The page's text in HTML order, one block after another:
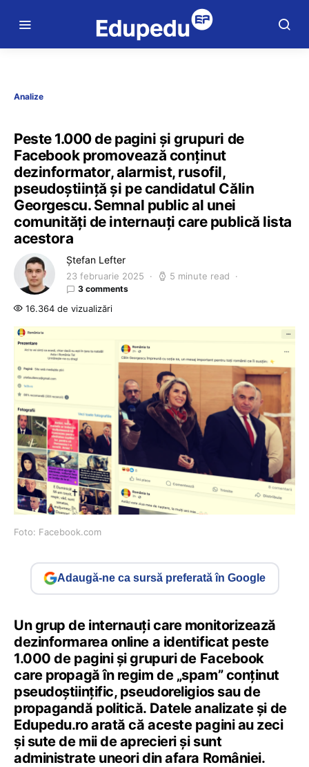
Analize
Peste 1.000 de pagini și grupuri de
Facebook promovează conținut
dezinformator, alarmist, rusofil,
pseudoștiință și pe candidatul Călin
Georgescu. Semnal public al unei
comunități de internauți care publică lista
acestora
Ștefan Lefter
23 februarie 2025 5 minute read
3 comments
16.364 de vizualizări
Foto: Facebook.com
Adaugă-ne ca sursă preferată în Google
Un grup de internauți care monitorizează
dezinformarea online a identificat peste
1.000 de pagini și grupuri de Facebook
care propagă în regim de „spam” conținut
pseudoștiințific, pseudoreligios sau de
propagandă politică. Datele analizate și de
Edupedu.ro arată că aceste pagini au zeci
și sute de mii de aprecieri și sunt
administrate uneori din afara României.